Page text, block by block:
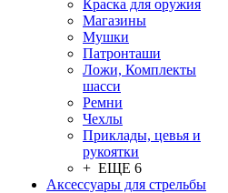
Краска для оружия
Магазины
Мушки
Патронташи
Ложи, Комплекты
шасси
Ремни
Чехлы
Приклады, цевья и
рукоятки
+ ЕЩЕ 6
Аксессуары для стрельбы